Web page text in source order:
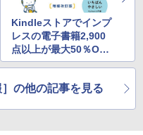
Kindleストアでインプ
レスの電子書籍2,900
点以上が最大50％OFF
に！
の他の記事を見る